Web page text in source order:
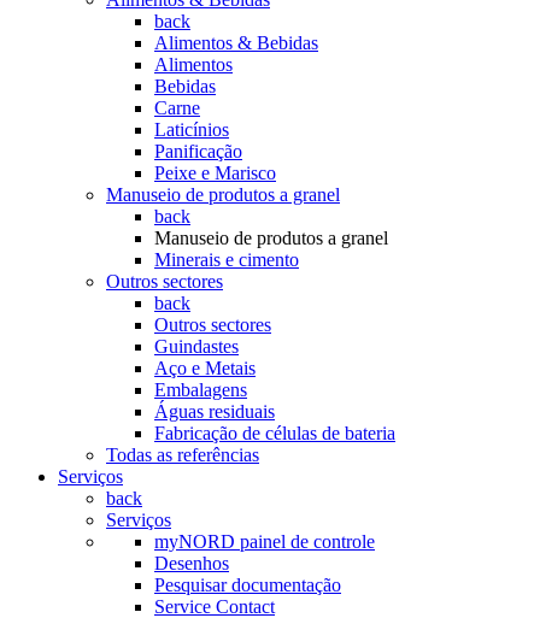
back
Alimentos & Bebidas
Alimentos
Bebidas
Carne
Laticínios
Panificação
Peixe e Marisco
Manuseio de produtos a granel
back
Manuseio de produtos a granel
Minerais e cimento
Outros sectores
back
Outros sectores
Guindastes
Aço e Metais
Embalagens
Águas residuais
Fabricação de células de bateria
Todas as referências
Serviços
back
Serviços
myNORD painel de controle
Desenhos
Pesquisar documentação
Service Contact